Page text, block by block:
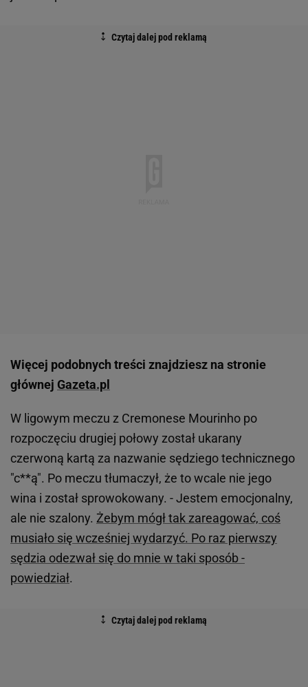
Więcej podobnych treści znajdziesz na stronie
głównej Gazeta.pl
W ligowym meczu z Cremonese Mourinho po
rozpoczęciu drugiej połowy został ukarany
czerwoną kartą za nazwanie sędziego technicznego
"c**ą". Po meczu tłumaczył, że to wcale nie jego
wina i został sprowokowany. - Jestem emocjonalny,
ale nie szalony. Żebym mógł tak zareagować, coś
musiało się wcześniej wydarzyć. Po raz pierwszy
sędzia odezwał się do mnie w taki sposób -
powiedział.